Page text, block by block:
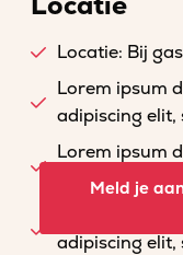
Locatie: Bij
Lorem ipsum
adipiscing elit,
Lorem ipsum
adipiscing
Lorem ipsum
adipiscing elit,
Meld je